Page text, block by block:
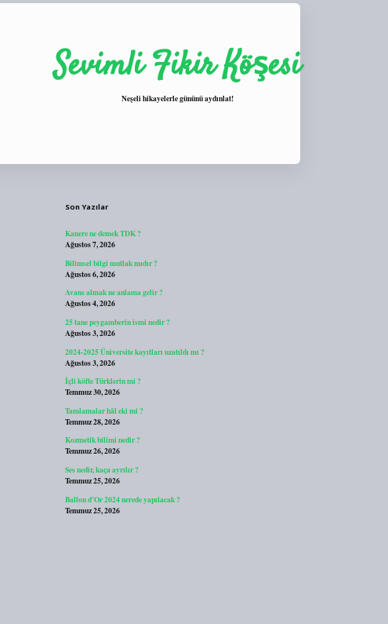
Sevimli Fikir Köşesi
Neşeli hikayelerle gününü aydınlat!
Son Yazılar
Kanere ne demek TDK ?
Ağustos 7, 2026
Bilimsel bilgi mutlak mıdır ?
Ağustos 6, 2026
Avans almak ne anlama gelir ?
Ağustos 4, 2026
25 tane peygamberin ismi nedir ?
Ağustos 3, 2026
2024-2025 Üniversite kayıtları uzatıldı mı ?
Ağustos 3, 2026
İçli köfte Türklerin mi ?
Temmuz 30, 2026
Tamlamalar hâl eki mi ?
Temmuz 28, 2026
Kozmetik bilimi nedir ?
Temmuz 26, 2026
Ses nedir, kaça ayrılır ?
Temmuz 25, 2026
Ballon d’Or 2024 nerede yapılacak ?
Temmuz 25, 2026